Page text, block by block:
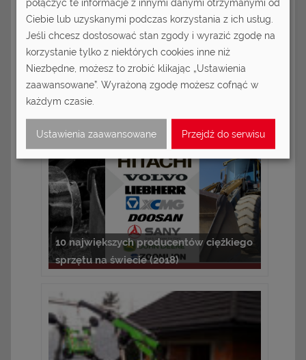
Polecane Artykuły:
10 największych producentów ciężkiego
sprzętu na świecie (2018)
połączyć te informacje z innymi danymi otrzymanymi od
Ciebie lub uzyskanymi podczas korzystania z ich usług.
Jeśli chcesz dostosować stan zgody i wyrazić zgodę na
korzystanie tylko z niektórych cookies inne niż
Niezbędne, możesz to zrobić klikając „Ustawienia
zaawansowane”. Wyrażoną zgodę możesz cofnąć w
każdym czasie.
Ustawienia zaawansowane Przejdź do serwisu